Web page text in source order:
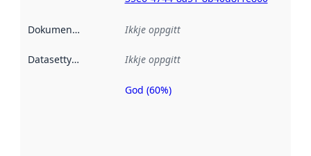
Dokumentasjon Ikkje oppgitt
Datasettype Ikkje oppgitt
Metadatakvalitet
God (60%)